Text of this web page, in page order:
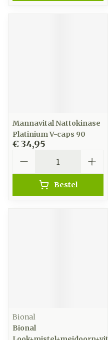
Mannavital Nattokinase
Platinium V-caps 90
€ 34,95
Bestel
Bional
Bional